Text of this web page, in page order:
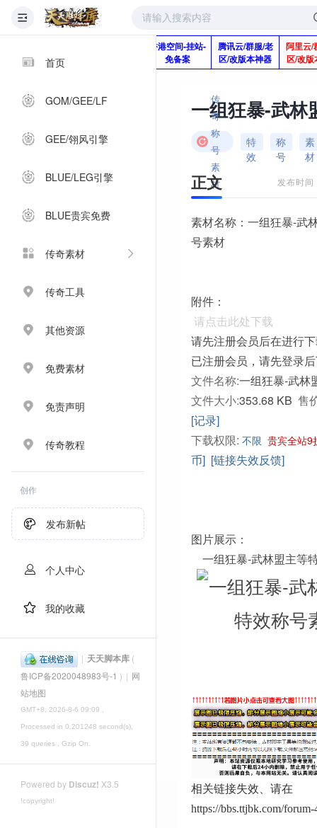
首页
GOM/GEE/LF
GEE/翎风引擎
BLUE/LEG引擎
BLUE贵宾免费
传奇素材
传奇工具
其他资源
免费素材
免责声明
传奇教程
创作
发布新帖
个人中心
我的收藏
| 天天脚本库 (
鲁ICP备2020048983号-1 ) | 网
站地图
GMT+8, 2026-8-6 09:09 ,
Processed in 0.201248 second(s),
39 queries , Gzip On.
Powered by Discuz! X3.5
!copyright!
Q920992345
香港空间-挂站-
免备案
腾讯云/群服/老
区/改版本神器
阿里云/
区/改版
一组狂暴-武林
传
奇
称
号
素
材
特
效
称
号
素
材
正文 发布时
素材名称：一组狂暴-武
号素材
附件：
请点击此处下载
请先注册会员后在进行
已注册会员，请先登录
文件名称:一组狂暴-武林
文件大小:353.68 KB 售
[记录]
下载权限: 不限 贵宾全站9
币] [链接失效反馈]
图片展示：
一组狂暴-武林盟主等
相关链接失效、请在
https://bbs.ttjbk.com/